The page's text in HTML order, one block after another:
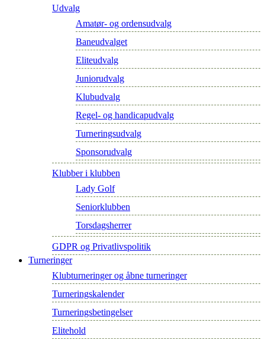
Udvalg
Amatør- og ordensudvalg
Baneudvalget
Eliteudvalg
Juniorudvalg
Klubudvalg
Regel- og handicapudvalg
Turneringsudvalg
Sponsorudvalg
Klubber i klubben
Lady Golf
Seniorklubben
Torsdagsherrer
GDPR og Privatlivspolitik
Turneringer
Klubturneringer og åbne turneringer
Turneringskalender
Turneringsbetingelser
Elitehold